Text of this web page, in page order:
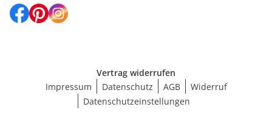
Vertrag widerrufen
Impressum
Datenschutz AGB
Widerruf
Datenschutzeinstellungen